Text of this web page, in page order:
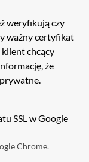
weryfikują czy
ważny certyfikat
chcący
że
Chrome.